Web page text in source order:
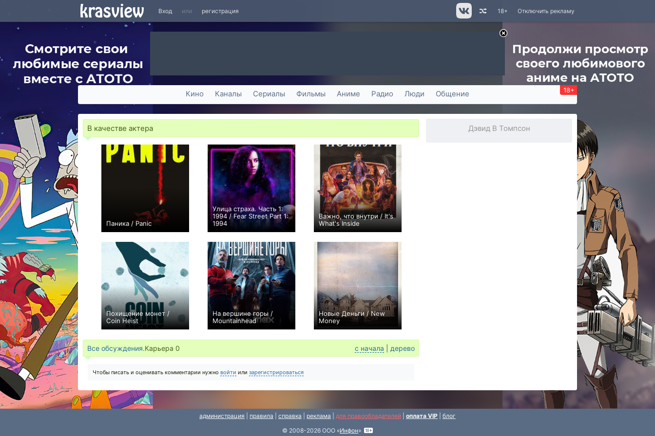
Вход или регистрация Отключить рекламу
18+
Кино Каналы Сериалы Фильмы Аниме Радио Люди Общение 18+
В качестве актера
Паника / Panic
+5 10 145
Улица страха. Часть 1:
1994 / Fear Street Part 1:
1994
+11
Важно, что внутри / It's
What's Inside
+7
Похищение монет /
Coin Heist
−2
На вершине горы /
Mountainhead
+1
Новые Деньги / New
Money
0
Все обсуждения.Карьера 0 с начала дерево
Чтобы писать и оценивать комментарии нужно войти или зарегистрироваться
Дэвид В Томпсон
администрация правила справка реклама для правообладателей оплата VIP
блог
© 2008-2026 ООО «Инфон»